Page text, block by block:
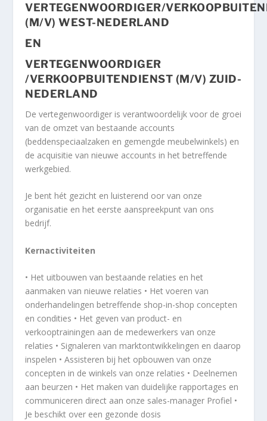
VERTEGENWOORDIGER/
(M/V) WEST-NEDERLAND
EN
VERTEGENWOORDIGER
/VERKOOPBUITENDIENST (M/V) ZUID-
NEDERLAND
De vertegenwoordiger is verantwoordelijk voor de groei
van de omzet van bestaande accounts
(beddenspeciaalzaken en gemengde meubelwinkels) en
de acquisitie van nieuwe accounts in het betreffende
werkgebied.
Je bent hét gezicht en luisterend oor van onze
organisatie en het eerste aanspreekpunt van ons
bedrijf.
Kernactiviteiten
• Het uitbouwen van bestaande relaties en het
aanmaken van nieuwe relaties • Het voeren van
onderhandelingen betreffende shop-in-shop concepten
en condities • Het geven van product- en
verkooptrainingen aan de medewerkers van onze
relaties • Signaleren van marktontwikkelingen en daarop
inspelen • Assisteren bij het opbouwen van onze
concepten in de winkels van onze relaties • Deelnemen
aan beurzen • Het maken van duidelijke rapportages en
communiceren direct aan onze sales-manager Profiel •
Je beschikt over een gezonde dosis